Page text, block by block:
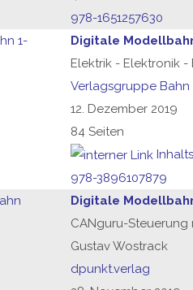
978-1651257630
Digitale
Elektrik - Elektronik
Verlagsgruppe Bahn
12. Dezember 2019
84 Seiten
978-3896107879
Digitale
CANguru-Steuerung
Gustav Wostrack
dpunkt.verlag